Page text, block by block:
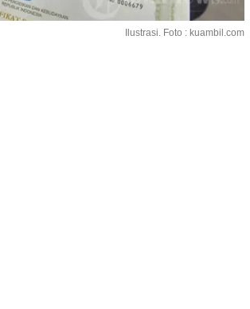
Ilustrasi. Foto : kuambil.com